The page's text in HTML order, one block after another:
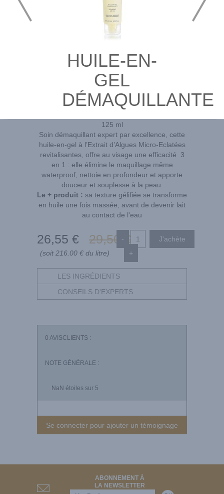
HUILE-EN-
GEL
DÉMAQUILLANTE
125 ml
Soin démaquillant expert par excellence, cette
huile-en-gel à l’Extrait d’Algues Micro-Eclatées
revitalisantes, offre au visage une efficacité 3
en 1 : elle élimine le maquillage même
waterproof, nettoie en profondeur et apporte
douceur et souplesse à la peau.
Le + produit : sa texture gélifiée se transforme
en huile une fois massée, avant de devenir lait
au contact de l'eau
26,55 € 29,50 €
(soit 216.00 € du litre)
-
+
LES INGRÉDIENTS
CONSEILS D'EXPERTS
0 AVISCLIENTS :
NOTE GÉNÉRALE :
NaN étoiles sur 5
Se connecter pour ajouter un témoignage
ABONNEMENT À
LA NEWSLETTER